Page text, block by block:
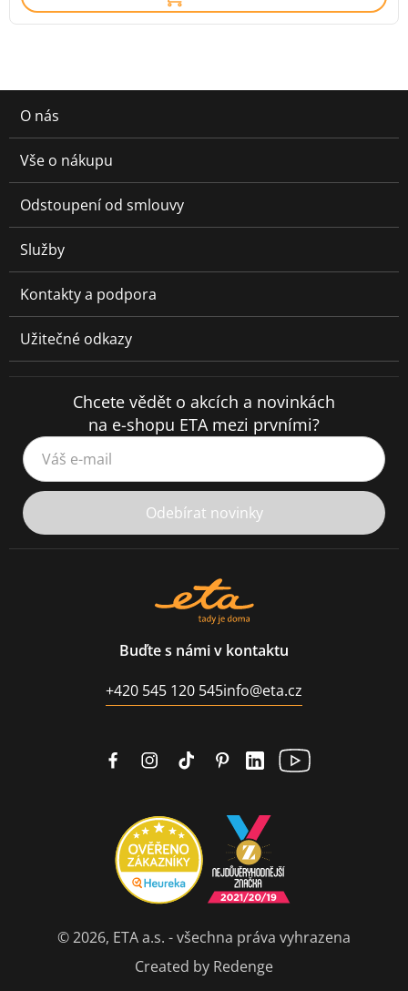
O nás
Vše o nákupu
Odstoupení od smlouvy
Služby
Kontakty a podpora
Užitečné odkazy
Chcete vědět o akcích a novinkách
na e-shopu ETA mezi prvními?
Váš e-mail
Odebírat novinky
Buďte s námi v kontaktu
+420 545 120 545info@eta.cz
© 2026, ETA a.s. - všechna práva vyhrazena
Created by Redenge